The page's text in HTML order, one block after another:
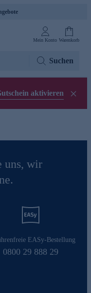
Mein Konto Warenkorb
Suchen
aktivieren
uns, wir
EASy-Bestellung
0800 29 888 29